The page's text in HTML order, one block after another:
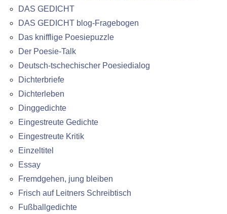
DAS GEDICHT
DAS GEDICHT blog-Fragebogen
Das knifflige Poesiepuzzle
Der Poesie-Talk
Deutsch-tschechischer Poesiedialog
Dichterbriefe
Dichterleben
Dinggedichte
Eingestreute Gedichte
Eingestreute Kritik
Einzeltitel
Essay
Fremdgehen, jung bleiben
Frisch auf Leitners Schreibtisch
Fußballgedichte